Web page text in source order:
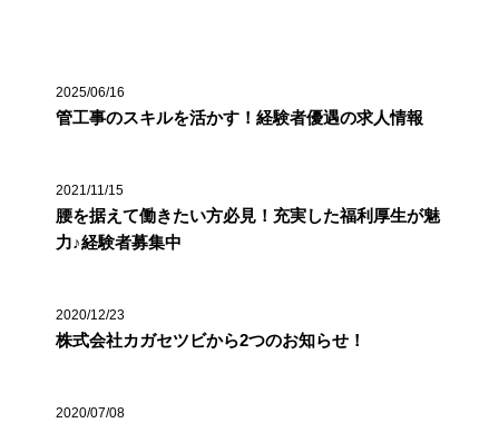
2025/06/16
管工事のスキルを活かす！経験者優遇の求人情報
2021/11/15
腰を据えて働きたい方必見！充実した福利厚生が魅
力♪経験者募集中
2020/12/23
株式会社カガセツビから2つのお知らせ！
2020/07/08